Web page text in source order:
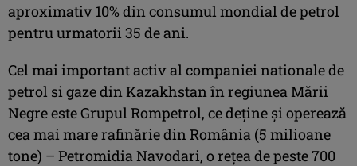
aproximativ 10% din consumul mondial de petrol
pentru urmatorii 35 de ani.
Cel mai important activ al companiei nationale de
petrol si gaze din Kazakhstan în regiunea Mării
Negre este Grupul Rompetrol, ce deţine şi operează
cea mai mare rafinărie din România (5 milioane
tone) – Petromidia Navodari, o reţea de peste 700